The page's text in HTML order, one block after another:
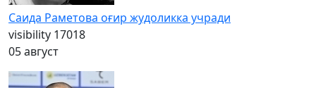
Саида Раметова оғир жудоликка учради
visibility 17018
05 август